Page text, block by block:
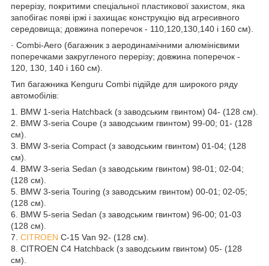
перерізу, покритими спеціальної пластикової захистом, яка
запобігає появі іржі і захищає конструкцію від агресивного
середовища; довжина поперечок - 110,120,130,140 і 160 см).
· Combi-Aero (багажник з аеродинамічними алюмінієвими
поперечками закругленого перерізу; довжина поперечок -
120, 130, 140 і 160 см).
Тип багажника Kenguru Combi підійде для широкого ряду
автомобілів:
1. BMW 1-seria Hatchback (з заводським гвинтом) 04- (128 см).
2. BMW 3-seria Coupe (з заводським гвинтом) 99-00; 01- (128
см).
3. BMW 3-seria Compact (з заводським гвинтом) 01-04; (128
см).
4. BMW 3-seria Sedan (з заводським гвинтом) 98-01; 02-04;
(128 см).
5. BMW 3-seria Touring (з заводським гвинтом) 00-01; 02-05;
(128 см).
6. BMW 5-seria Sedan (з заводським гвинтом) 96-00; 01-03
(128 см).
7. СITROEN C-15 Van 92- (128 см).
8. СITROEN C4 Hatchback (з заводським гвинтом) 05- (128
см).